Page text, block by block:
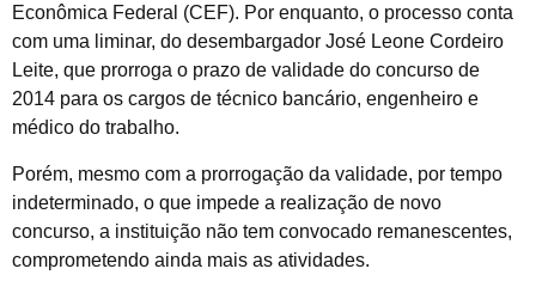
Econômica Federal (CEF). Por enquanto, o processo conta
com uma liminar, do desembargador José Leone Cordeiro
Leite, que prorroga o prazo de validade do concurso de
2014 para os cargos de técnico bancário, engenheiro e
médico do trabalho.
Porém, mesmo com a prorrogação da validade, por tempo
indeterminado, o que impede a realização de novo
concurso, a instituição não tem convocado remanescentes,
comprometendo ainda mais as atividades.